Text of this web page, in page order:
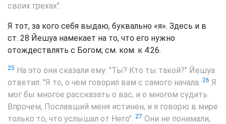
своих грехах".
Я тот, за кого себя выдаю, буквально «я». Здесь и в
ст. 28 Йешуа намекает на то, что его нужно
отождествлять с Богом; см. ком. к 4:26.
25 На это они сказали ему: "Ты? Кто ты такой?" Йешуа
ответил: "Я то, о чем говорил вам с самого начала. 26 Я
мог бы многое рассказать о вас, и о многом судить.
Впрочем, Пославший меня истинен, и я говорю в мире
только то, что услышал от Него". 27 Они не понимали,